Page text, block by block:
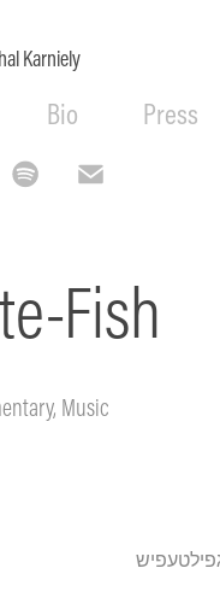
Karniely
Bio Press
Fish
Music